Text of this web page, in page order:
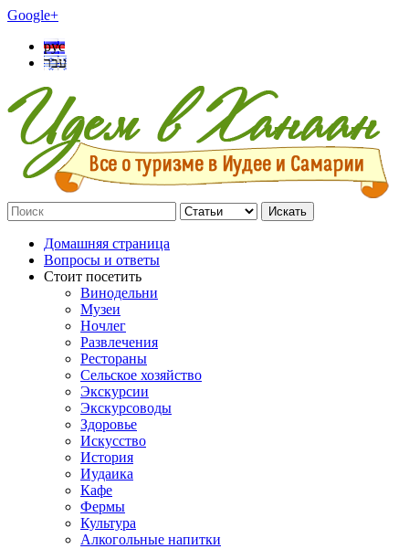
Google+
рус
עבר
Искать
Домашняя страница
Вопросы и ответы
Стоит посетить
Винодельни
Музеи
Ночлег
Развлечения
Рестораны
Сельское хозяйство
Экскурсии
Экскурсоводы
Здоровье
Искусство
История
Иудаика
Кафе
Фермы
Культура
Алкогольные напитки